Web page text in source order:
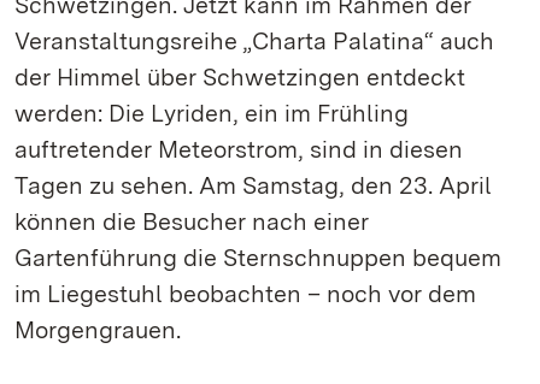
Veranstaltungsreihe „Charta Palatina“ auch
der Himmel über Schwetzingen entdeckt
werden: Die Lyriden, ein im Frühling
auftretender Meteorstrom, sind in diesen
Tagen zu sehen. Am Samstag, den 23. April
können die Besucher nach einer
Gartenführung die Sternschnuppen bequem
im Liegestuhl beobachten – noch vor dem
Morgengrauen.